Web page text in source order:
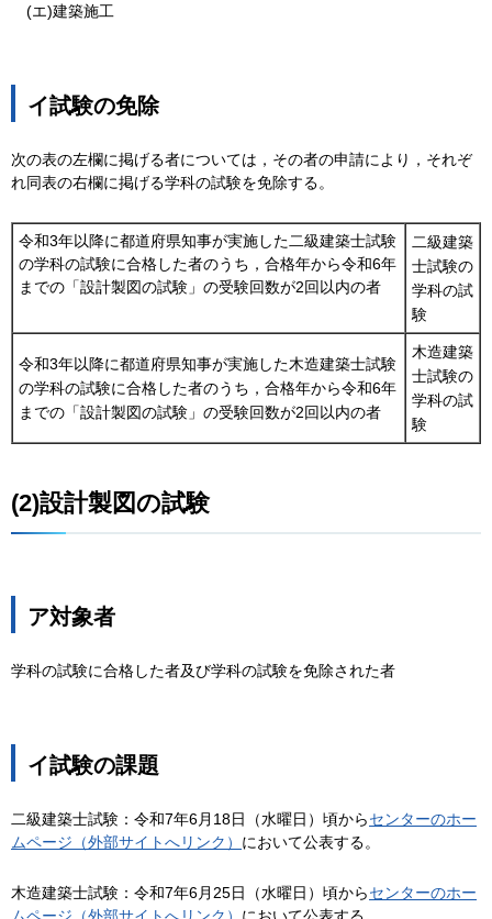
(エ)建築施工
イ試験の免除
次の表の左欄に掲げる者については，その者の申請により，それぞ
れ同表の右欄に掲げる学科の試験を免除する。
令和3年以降に都道府県知事が実施した二級建築士試験
の学科の試験に合格した者のうち，合格年から令和6年
までの「設計製図の試験」の受験回数が2回以内の者
二級建築
士試験の
学科の試
験
令和3年以降に都道府県知事が実施した木造建築士試験
の学科の試験に合格した者のうち，合格年から令和6年
までの「設計製図の試験」の受験回数が2回以内の者
木造建築
士試験の
学科の試
験
(2)設計製図の試験
ア対象者
学科の試験に合格した者及び学科の試験を免除された者
イ試験の課題
二級建築士試験：令和7年6月18日（水曜日）頃からセンターのホー
ムページ（外部サイトへリンク） において公表する。
木造建築士試験：令和7年6月25日（水曜日）頃からセンターのホー